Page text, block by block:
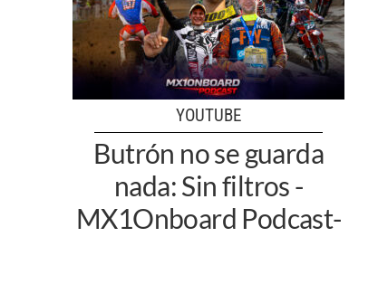
YOUTUBE
Butrón no se guarda
nada: Sin filtros -
MX1Onboard Podcast-